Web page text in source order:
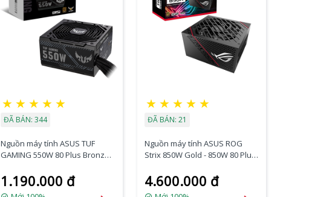
★ ★ ★ ★ ★
ĐÃ BÁN: 344
Nguồn máy tính ASUS TUF
GAMING 550W 80 Plus Bronze
1.190.000 đ
★ ★ ★ ★ ★
ĐÃ BÁN: 21
Nguồn máy tính ASUS ROG
Strix 850W Gold - 850W 80 Plus
4.600.000 đ